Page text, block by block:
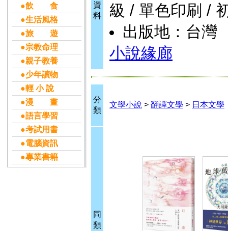
●飲 食
●生活風格
●旅 遊
●宗教命理
●親子教養
●少年讀物
●輕 小 說
●漫 畫
●語言學習
●考試用書
●電腦資訊
●專業書籍
資
料
級 / 單色印刷 /
出版地：台灣
小說緣廊
分
類
文學小說 > 翻譯文學 > 日本文學
同
類